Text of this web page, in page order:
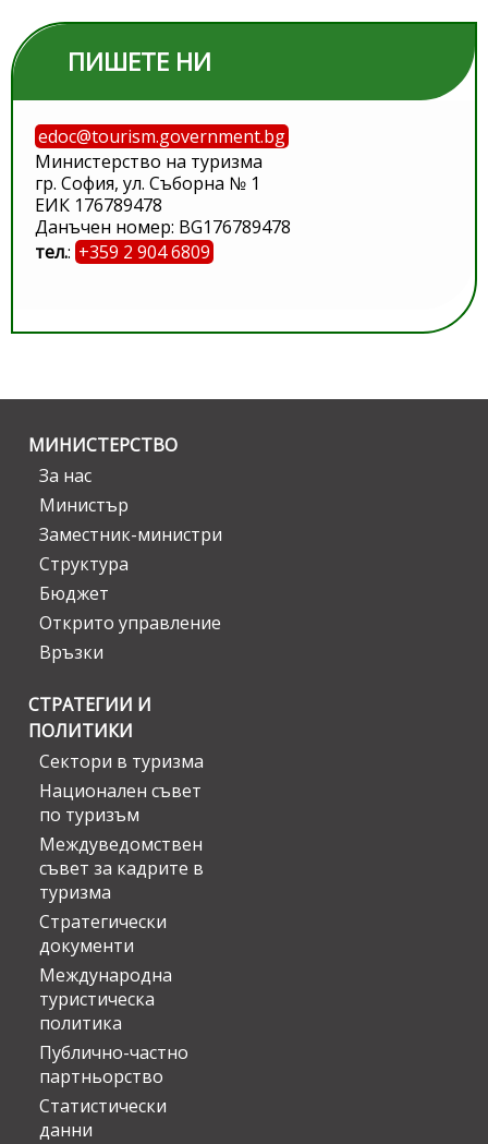
ПИШЕТЕ НИ
edoc@tourism.government.bg
Министерство на туризма
гр. София, ул. Съборна № 1
ЕИК 176789478
Данъчен номер: BG176789478
тел.: +359 2 904 6809
МИНИСТЕРСТВО
За нас
Министър
Заместник-министри
Структура
Бюджет
Открито управление
Връзки
СТРАТЕГИИ И
ПОЛИТИКИ
Сектори в туризма
Национален съвет
по туризъм
Междуведомствен
съвет за кадрите в
туризма
Стратегически
документи
Международна
туристическа
политика
Публично-частно
партньорство
Статистически
данни